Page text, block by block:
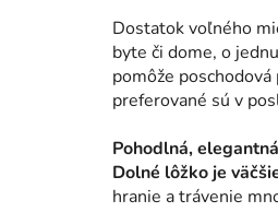
Dostatok voľného
byte či dome, o
pomôže
preferované sú v
Pohodlná,
Dolné lôžko je
hranie a trávenie